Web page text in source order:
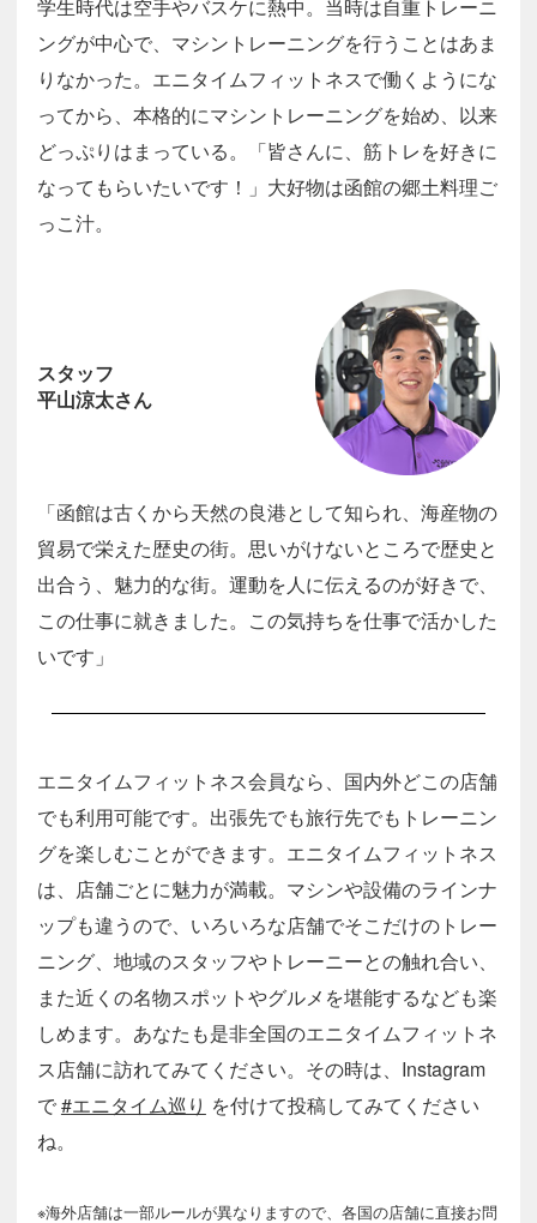
学生時代は空手やバスケに熱中。当時は自重トレーニ
ングが中心で、マシントレーニングを行うことはあま
りなかった。エニタイムフィットネスで働くようにな
ってから、本格的にマシントレーニングを始め、以来
どっぷりはまっている。「皆さんに、筋トレを好きに
なってもらいたいです！」大好物は函館の郷土料理ご
っこ汁。
スタッフ
平山涼太さん
「函館は古くから天然の良港として知られ、海産物の
貿易で栄えた歴史の街。思いがけないところで歴史と
出合う、魅力的な街。運動を人に伝えるのが好きで、
この仕事に就きました。この気持ちを仕事で活かした
いです」
エニタイムフィットネス会員なら、国内外どこの店舗
でも利用可能です。出張先でも旅行先でもトレーニン
グを楽しむことができます。エニタイムフィットネス
は、店舗ごとに魅力が満載。マシンや設備のラインナ
ップも違うので、いろいろな店舗でそこだけのトレー
ニング、地域のスタッフやトレーニーとの触れ合い、
また近くの名物スポットやグルメを堪能するなども楽
しめます。あなたも是非全国のエニタイムフィットネ
ス店舗に訪れてみてください。その時は、Instagram
で#エニタイム巡り を付けて投稿してみてください
ね。
※海外店舗は一部ルールが異なりますので、各国の店舗に直接お問